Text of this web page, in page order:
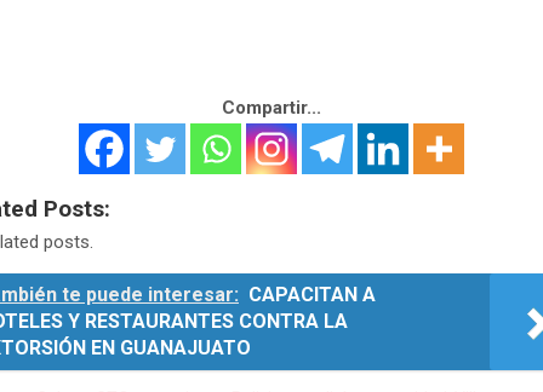
Compartir...
Posts:
posts.
te puede interesar: CAPACITAN A
Y RESTAURANTES CONTRA LA
EN GUANAJUATO